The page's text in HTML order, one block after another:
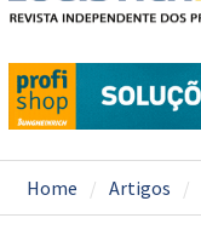
Home Artigos